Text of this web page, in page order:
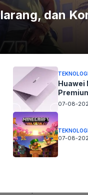
Air Bersih Siap
anak-anak
sekadar
perlindungan, dan
kemanusiaan.
(penjaga gawang),
Javasha, Danar
mimpi anak-anak
dan
TEKNOLOGI
Huawei
07-08-
TEKNOLOGI
07-08-